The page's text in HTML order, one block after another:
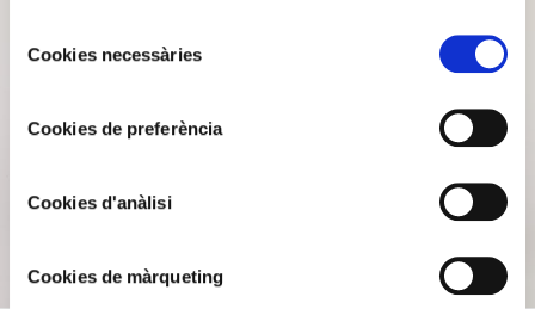
deCookies necessàries
Cookies de preferència
Cookies d'anàlisi
Cookies de màrqueting